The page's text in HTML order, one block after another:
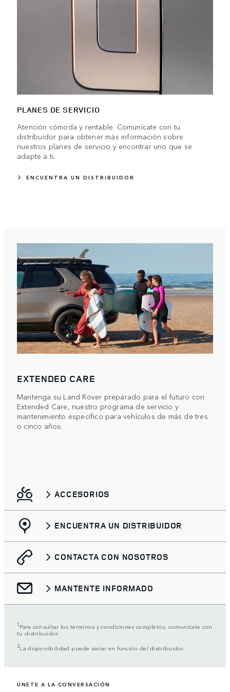
PLANES DE SERVICIO
Atención cómoda y rentable. Comunícate con tu
distribuidor para obtener más información sobre
nuestros planes de servicio y encontrar uno que se
adapte a ti.
ENCUENTRA UN DISTRIBUIDOR
EXTENDED CARE
Mantenga su Land Rover preparado para el futuro con
Extended Care, nuestro programa de servicio y
mantenimiento específico para vehículos de más de tres
o cinco años.
ACCESORIOS
ENCUENTRA UN DISTRIBUIDOR
CONTACTA CON NOSOTROS
MANTENTE INFORMADO
1 Para consultar los términos y condiciones completos, comunícate con
tu distribuidor.
2La disponibilidad puede variar en función del distribuidor.
ÚNETE A LA CONVERSACIÓN